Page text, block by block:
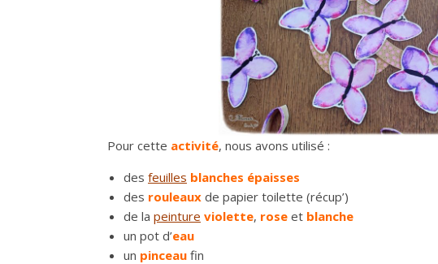
Pour cette activité, nous avons utilisé :
des feuilles blanches épaisses
des rouleaux de papier toilette (récup’)
de la peinture violette, rose et blanche
un pot d’eau
un pinceau fin